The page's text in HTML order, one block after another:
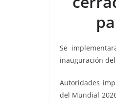
o
k
t
r
l
Se
inauguración
Autoridades
del Mundial